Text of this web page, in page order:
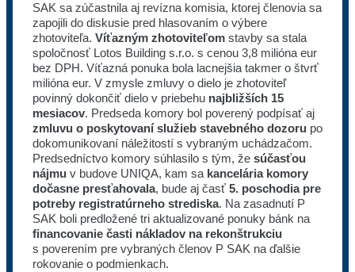
SAK sa zúčastnila aj revízna komisia, ktorej členovia sa
zapojili do diskusie pred hlasovaním o výbere
zhotoviteľa. Víťazným zhotoviteľom stavby sa stala
spoločnosť Lotos Building s.r.o. s cenou 3,8 milióna eur
bez DPH. Víťazná ponuka bola lacnejšia takmer o štvrť
milióna eur. V zmysle zmluvy o dielo je zhotoviteľ
povinný dokončiť dielo v priebehu najbližších 15
mesiacov. Predseda komory bol poverený podpísať aj
zmluvu o poskytovaní služieb stavebného dozoru po
dokomunikovaní náležitostí s vybraným uchádzačom.
Predsedníctvo komory súhlasilo s tým, že súčasťou
nájmu v budove UNIQA, kam sa kancelária komory
dočasne presťahovala, bude aj časť 5. poschodia pre
potreby registratúrneho strediska. Na zasadnutí P
SAK boli predložené tri aktualizované ponuky bánk na
financovanie časti nákladov na rekonštrukciu
s poverením pre vybraných členov P SAK na ďalšie
rokovanie o podmienkach.